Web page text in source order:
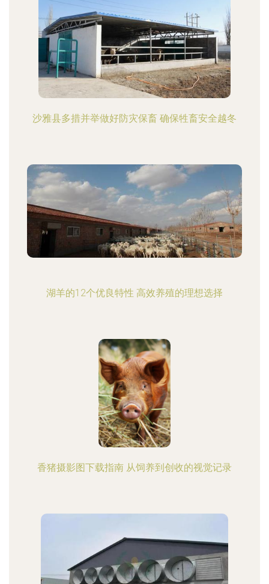
沙雅县多措并举做好防灾保畜 确保牲畜安全越冬
湖羊的12个优良特性 高效养殖的理想选择
香猪摄影图下载指南 从饲养到创收的视觉记录